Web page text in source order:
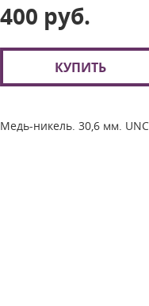
400 руб.
КУПИТЬ
Медь-никель. 30,6 мм.